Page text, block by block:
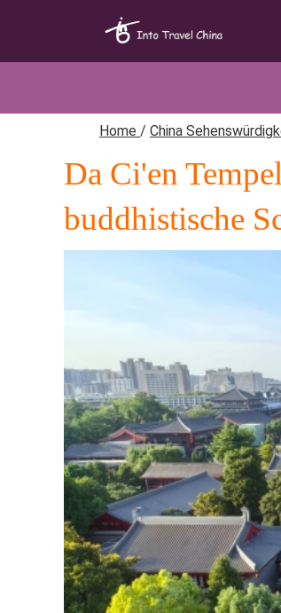
Home / China
Da Ci'en
buddhistische